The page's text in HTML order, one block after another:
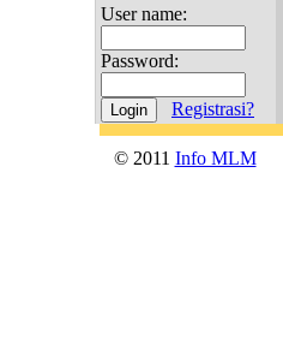
User name:
Password:
Registrasi?
© 2011 Info MLM